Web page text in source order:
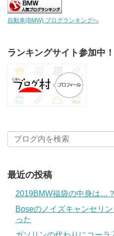
自動車(BMW) ブログランキングへ
ランキングサイト参加中！
最近の投稿
2019BMW福袋の中身は…？
Boseのノイズキャンセリ
った